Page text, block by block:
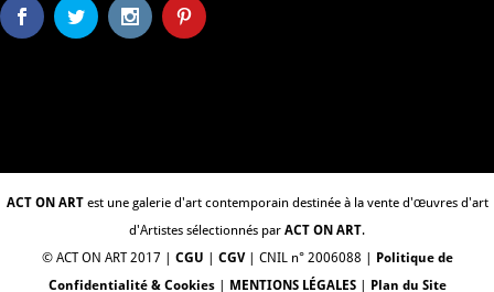
ACT ON ARTest une galerie d'art contemporain destinée à la vente d'œuvres d'art
d'Artistes sélectionnés par ACT ON ART.
© ACT ON ART 2017 | CGU CGV| CNIL n° 2006088 |
Politique de
Confidentialité & Cookies| MENTIONS LÉGALES| Plan du Site